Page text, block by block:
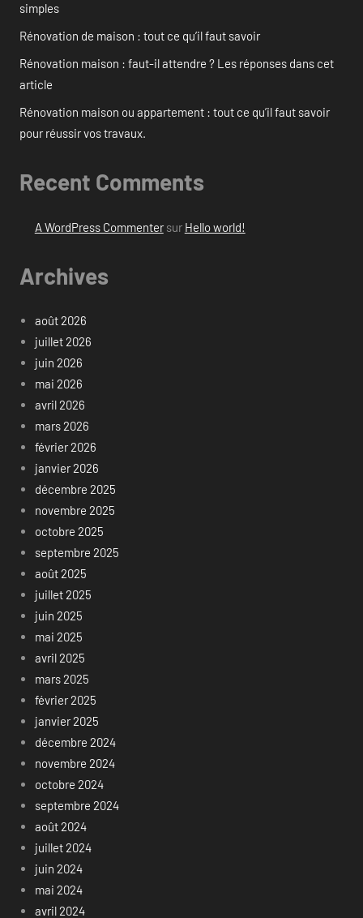
simples
Rénovation de maison : tout ce qu’il faut savoir
Rénovation maison : faut-il attendre ? Les réponses dans cet
article
Rénovation maison ou appartement : tout ce qu’il faut savoir
pour réussir vos travaux.
Recent Comments
A WordPress Commentersur Hello world!
Archives
août 2026
juillet 2026
juin 2026
mai 2026
avril 2026
mars 2026
février 2026
janvier 2026
décembre 2025
novembre 2025
octobre 2025
septembre 2025
août 2025
juillet 2025
juin 2025
mai 2025
avril 2025
mars 2025
février 2025
janvier 2025
décembre 2024
novembre 2024
octobre 2024
septembre 2024
août 2024
juillet 2024
juin 2024
mai 2024
avril 2024